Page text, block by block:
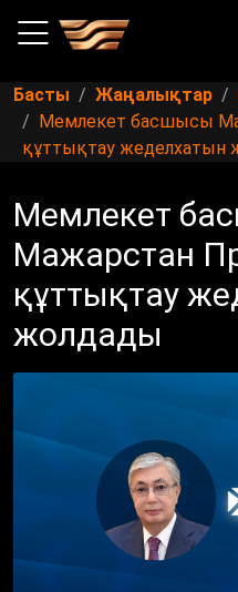
Басты Жаңалықтар
Мемлекет басшысы
құттықтау жеделхатын
Мемлекет
Мажарстан
құттықтау
жолдады